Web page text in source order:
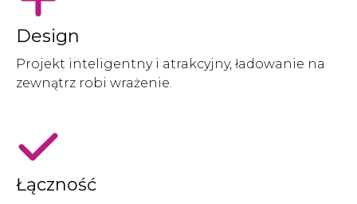
Design
Projekt inteligentny i atrakcyjny, ładowanie na
zewnątrz robi wrażenie.
Łączność